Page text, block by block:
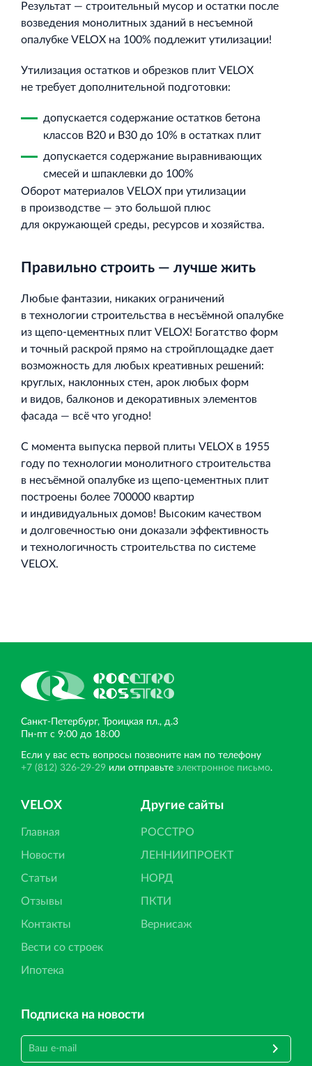
Результат — строительный мусор и остатки после
возведения монолитных зданий в несъемной
опалубке VELOX на 100% подлежит утилизации!
Утилизация остатков и обрезков плит VELOX
не требует дополнительной подготовки:
допускается содержание остатков бетона
классов В20 и В30 до 10% в остатках плит
допускается содержание выравнивающих
смесей и шпаклевки до 100%
Оборот материалов VELOX при утилизации
в производстве — это большой плюс
для окружающей среды, ресурсов и хозяйства.
Правильно строить — лучше жить
Любые фантазии, никаких ограничений
в технологии строительства в несъёмной опалубке
из щепо‐цементных плит VELOX! Богатство форм
и точный раскрой прямо на стройплощадке дает
возможность для любых креативных решений:
круглых, наклонных стен, арок любых форм
и видов, балконов и декоративных элементов
фасада — всё что угодно!
С момента выпуска первой плиты VELOX в 1955
году по технологии монолитного строительства
в несъёмной опалубке из щепо‐цементных плит
построены более 700000 квартир
и индивидуальных домов! Высоким качеством
и долговечностью они доказали эффективность
и технологичность строительства по системе
VELOX.
Санкт‐Петербург, Троицкая пл., д.3
Пн‐пт с 9:00 до 18:00
Если у вас есть вопросы позвоните нам по телефону
+7 (812) 326-29-29 или отправьте электронное письмо.
VELOX
Главная
Новости
Статьи
Отзывы
Контакты
Вести со строек
Ипотека
Другие сайты
РОССТРО
ЛЕННИИПРОЕКТ
НОРД
ПКТИ
Вернисаж
Подписка на новости